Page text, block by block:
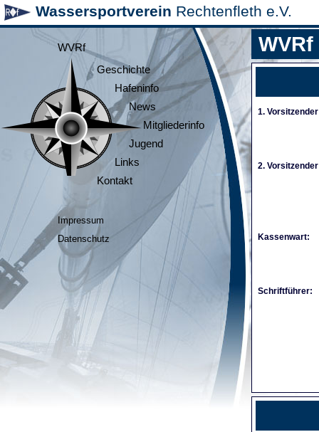
Wassersportverein Rechtenfleth e.V.
WVRf
Geschichte
Hafeninfo
News
Mitgliederinfo
Jugend
Links
Kontakt
Impressum
Datenschutz
WVRf
1.
2.
Kassenwart:
Schriftführer: